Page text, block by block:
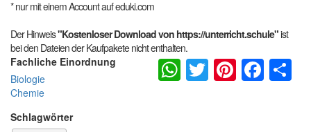
* nur mit einem Account auf eduki.com
Der Hinweis"Kostenloser Download von https://unterricht.schule"ist
bei den Dateien der Kaufpakete nicht enthalten.
Fachliche Einordnung
Biologie
Chemie
Schlagwörter
WhatsApp
Twitter